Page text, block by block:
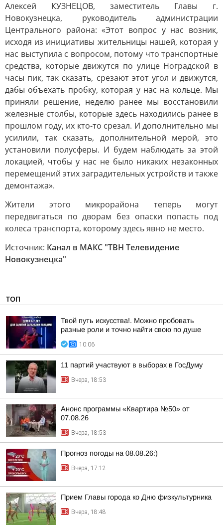
Алексей КУЗНЕЦОВ, заместитель Главы г.
Новокузнецка, руководитель администрации
Центрального района: «Этот вопрос у нас возник,
исходя из инициативы жительницы нашей, которая у
нас выступила с вопросом, потому что транспортные
средства, которые движутся по улице Ноградской в
часы пик, так сказать, срезают этот угол и движутся,
дабы объехать пробку, которая у нас на кольце. Мы
приняли решение, неделю ранее мы восстановили
железные столбы, которые здесь находились ранее в
прошлом году, их кто-то срезал. И дополнительно мы
усилили, так сказать, дополнительной мерой, это
установили полусферы. И будем наблюдать за этой
локацией, чтобы у нас не было никаких незаконных
перемещений этих заградительных устройств и также
демонтажа».
Жители этого микрорайона теперь могут
передвигаться по дворам без опаски попасть под
колеса транспорта, которому здесь явно не место.
Источник: Канал в МАКС "ТВН Телевидение
Новокузнецка"
ТОП
Твой путь искусства!. Можно пробовать
разные роли и точно найти свою по душе
10:06
11 партий участвуют в выборах в ГосДуму
Вчера, 18:53
Анонс программы «Квартира №50» от
07.08.26
Вчера, 18:53
Прогноз погоды на 08.08.26:)
Вчера, 17:12
Прием Главы города ко Дню физкультурника
Вчера, 18:48